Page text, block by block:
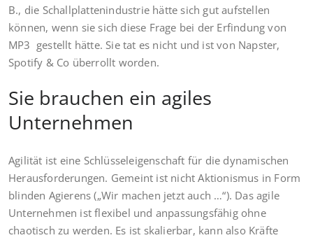
B., die Schallplattenindustrie hätte sich gut aufstellen
können, wenn sie sich diese Frage bei der Erfindung von
MP3 gestellt hätte. Sie tat es nicht und ist von Napster,
Spotify & Co überrollt worden.
Sie brauchen ein agiles
Unternehmen
Agilität ist eine Schlüsseleigenschaft für die dynamischen
Herausforderungen. Gemeint ist nicht Aktionismus in Form
blinden Agierens („Wir machen jetzt auch …“). Das agile
Unternehmen ist flexibel und anpassungsfähig ohne
chaotisch zu werden. Es ist skalierbar, kann also Kräfte